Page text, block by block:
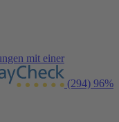
mit einer
(294) 96%